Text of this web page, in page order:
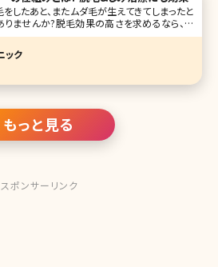
したあと、またムダ毛が生えてきてしまったと
りませんか?脱毛効果の高さを求めるなら、医
ザー脱毛の方がオススメですが、ムダ毛が濃
なムダ毛に悩んでいる人に検討してほしいの
です。
ック
もっと見る
スポンサーリンク